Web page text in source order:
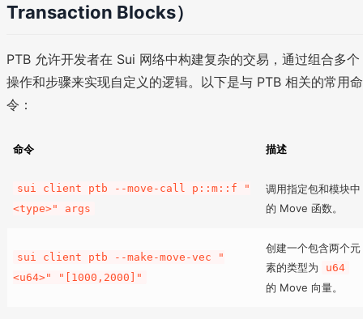
Transaction Blocks）
PTB 允许开发者在 Sui 网络中构建复杂的交易，通过组合多个
操作和步骤来实现自定义的逻辑。以下是与 PTB 相关的常用命
令：
命令 描述
sui client ptb --move-call p::m::f "
<type>" args
调用指定包和模块中
的 Move 函数。
sui client ptb --make-move-vec "
<u64>" "[1000,2000]"
创建一个包含两个元
素的类型为
u64
的 Move 向量。